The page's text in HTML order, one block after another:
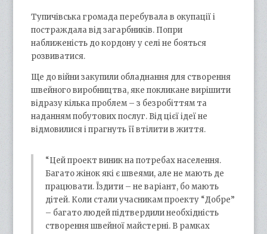
Тупичівська громада перебувала в окупації і
постраждала від загарбників. Попри
наближеність до кордону у селі не бояться
розвиватися.
Ще до війни закупили обладнання для створення
швейного виробництва, яке покликане вирішити
відразу кілька проблем – з безробіттям та
наданням побутових послуг. Від цієї ідеї не
відмовилися і прагнуть її втілити в життя.
“Цей проект виник на потребах населення.
Багато жінок які є швеями, але не мають де
працювати. Їздити – не варіант, бо мають
дітей. Коли стали учасникам проекту “Добре”
– багато людей підтвердили необхідність
створення швейної майстерні. В рамках